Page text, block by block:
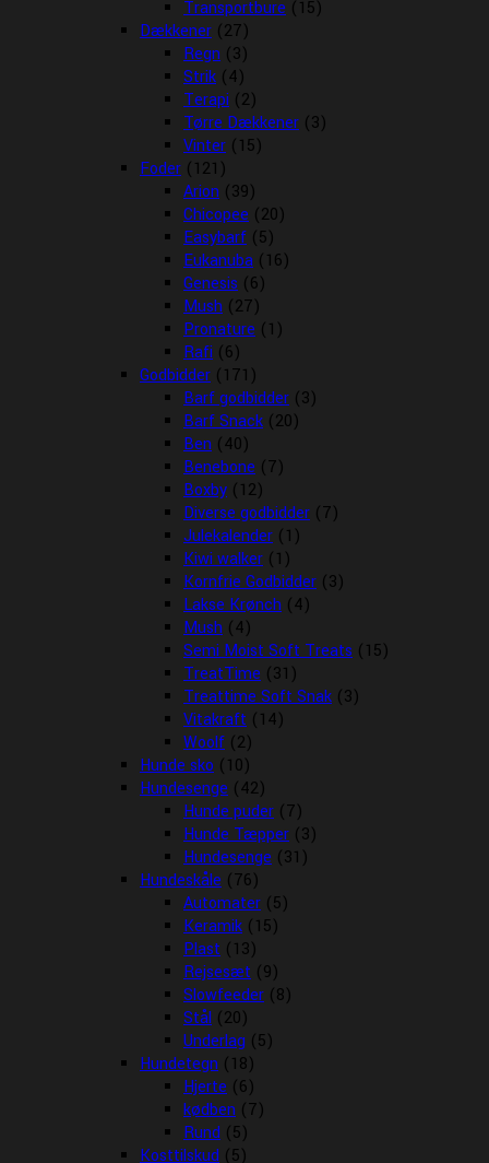
Transportbure (15)
Dækkener (27)
Regn (3)
Strik (4)
Terapi (2)
Tørre Dækkener (3)
Vinter (15)
Foder (121)
Arion (39)
Chicopee (20)
Easybarf (5)
Eukanuba (16)
Genesis (6)
Mush (27)
Pronature (1)
Rafi (6)
Godbidder (171)
Barf godbidder (3)
Barf Snack (20)
Ben (40)
Benebone (7)
Boxby (12)
Diverse godbidder (7)
Julekalender (1)
Kiwi walker (1)
Kornfrie Godbidder (3)
Lakse Krønch (4)
Mush (4)
Semi Moist Soft Treats (15)
TreatTime (31)
Treattime Soft Snak (3)
Vitakraft (14)
Woolf (2)
Hunde sko (10)
Hundesenge (42)
Hunde puder (7)
Hunde Tæpper (3)
Hundesenge (31)
Hundeskåle (76)
Automater (5)
Keramik (15)
Plast (13)
Rejsesæt (9)
Slowfeeder (8)
Stål (20)
Underlag (5)
Hundetegn (18)
Hjerte (6)
kødben (7)
Rund (5)
Kosttilskud (5)